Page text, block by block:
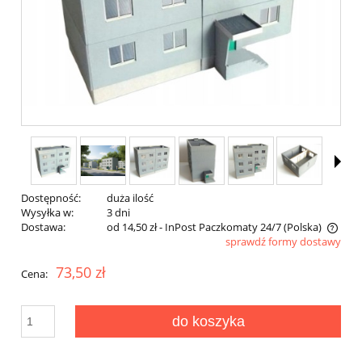
Dostępność:
duża ilość
Wysyłka w:
3 dni
Dostawa:
od 14,50 zł- InPost Paczkomaty 24/7(Polska)
Cena nie zawiera ewentualnych kosztów płatnościsprawdź formy dostawy
Cena: 73,50 zł
do koszyka